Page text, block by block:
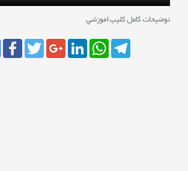
توضيحات کامل کليپ اموزشي
TwitterGoogle+LinkedInWhatsAppTelegram